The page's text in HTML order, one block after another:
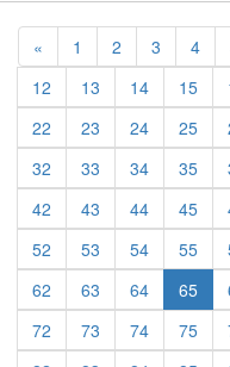
« Previous
1 2 3 4
12
13 14 15
22
23 24 25
32
33 34 35
42
43 44 45
52
53 54 55
62
63 64 65
72
73 74 75